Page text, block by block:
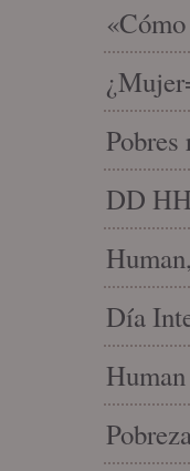
DD
Día